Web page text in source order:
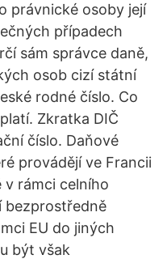
právnické osoby její
případech
sám správce daně,
osob cizí státní
rodné číslo. Co
Zkratka DIČ
číslo. Daňové
provádějí ve Francii
rámci celního
bezprostředně
EU do jiných
být však